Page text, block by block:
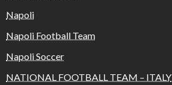
Napoli
Napoli Football Team
Napoli Soccer
NATIONAL FOOTBALL TEAM – ITALY